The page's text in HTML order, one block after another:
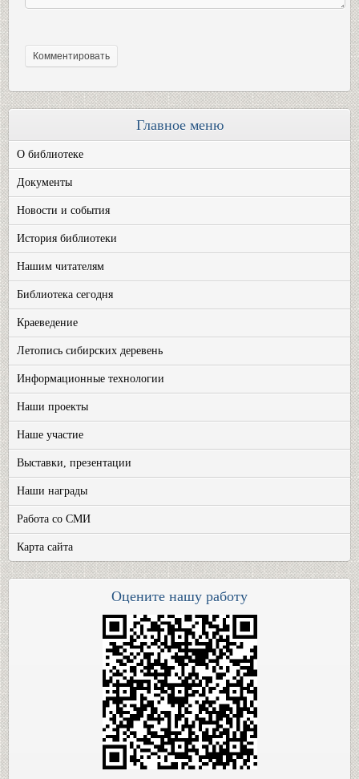
Главное меню
О библиотеке
Документы
Новости и события
История библиотеки
Нашим читателям
Библиотека сегодня
Краеведение
Летопись сибирских деревень
Информационные технологии
Наши проекты
Наше участие
Выставки, презентации
Наши награды
Работа со СМИ
Карта сайта
Оцените нашу работу